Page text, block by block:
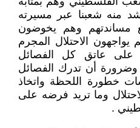
منه شعبنا عبر مسيرته
مساندتهم وهم يخوضون
الاحتلال المجرم
على عاتق كل الفصائل
وضرورة أن تدرك الفصائل
خطورة اللحظة واتخاذ
وما تريد فرضه على
.